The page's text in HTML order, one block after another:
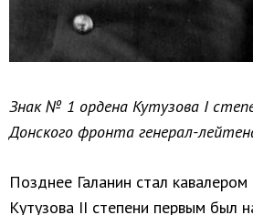
Знак № 1 ордена Кутузова I
Донского фронта генерал-
Позднее Галанин стал
Кутузова II степени первым был